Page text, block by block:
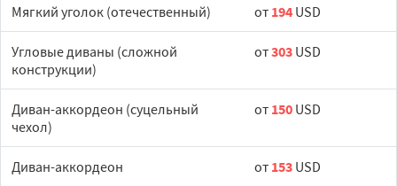
Мягкий уголок (отечественный) от 194 USD
Угловые диваны (сложной
конструкции)
от303 USD
Диван-аккордеон (суцельный
чехол)
от 150 USD
Диван-аккордеон от 153 USD